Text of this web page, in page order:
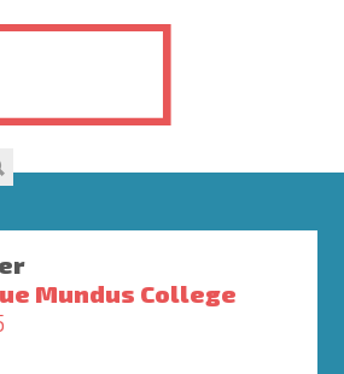
Mundus College